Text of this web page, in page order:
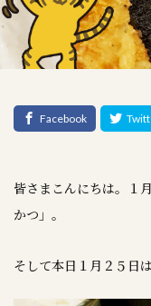
皆さまこんにちは。１
かつ」。
そして本日１月２５日